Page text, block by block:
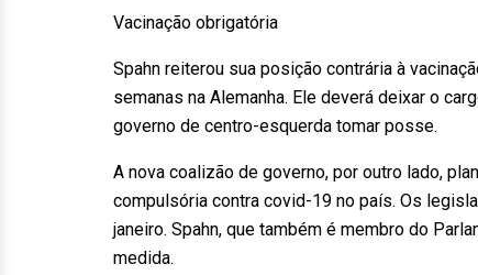
Vacinação obrigatória
Spahn reiterou sua posição contrária à
semanas na Alemanha. Ele deverá deixar o
governo de centro-esquerda tomar posse.
A nova coalizão de governo, por outro lado,
compulsória contra covid-19 no país. Os
janeiro. Spahn, que também é membro do
medida.